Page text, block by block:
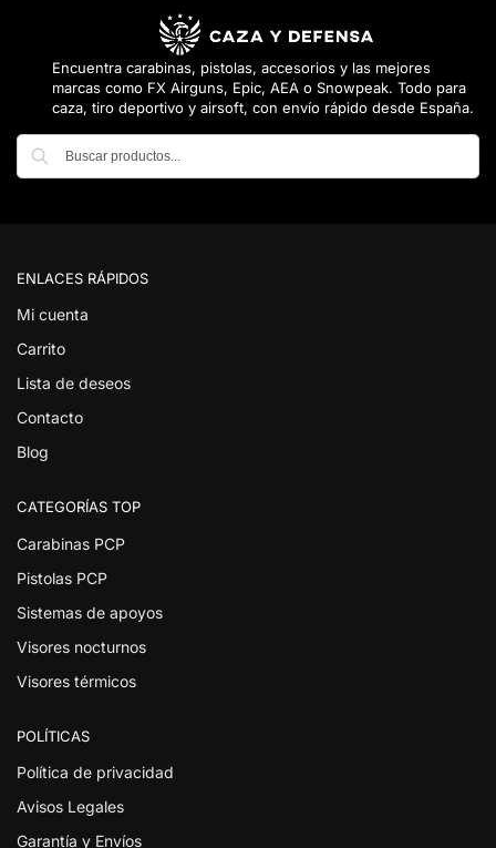
Encuentra carabinas, pistolas, accesorios y las mejores
marcas como FX Airguns, Epic, AEA o Snowpeak. Todo para
caza, tiro deportivo y airsoft, con envío rápido desde España.
ENLACES RÁPIDOS
Mi cuenta
Carrito
Lista de deseos
Contacto
Blog
CATEGORÍAS TOP
Carabinas PCP
Pistolas PCP
Sistemas de apoyos
Visores nocturnos
Visores térmicos
POLÍTICAS
Política de privacidad
Avisos Legales
Garantía y Envíos